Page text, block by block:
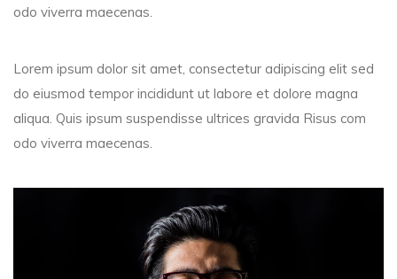
odo viverra maecenas.
Lorem ipsum dolor sit amet, consectetur adipiscing elit sed
do eiusmod tempor incididunt ut labore et dolore magna
aliqua. Quis ipsum suspendisse ultrices gravida Risus com
odo viverra maecenas.